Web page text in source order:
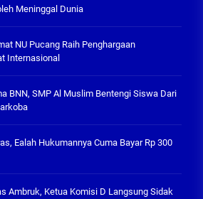
Mantap, MI Muslimat NU
Pucang Raih Penghargaan
Pendidikan Tingkat
Internasional
06/08/2026
Gelar FGD Bersama BNN, SMP Al
Muslim Bentengi Siswa Dari
05/08/2026
Hukumannya Cuma Bayar Rp
300 Ribu
Meninggal Dunia
NU Pucang Raih Penghargaan
Internasional
BNN, SMP Al Muslim Bentengi Siswa Dari
Ealah Hukumannya Cuma Bayar Rp 300
Ambruk, Ketua Komisi D Langsung Sidak